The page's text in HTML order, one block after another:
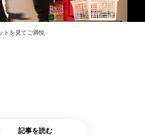
トを見てご満悦
記事を読む